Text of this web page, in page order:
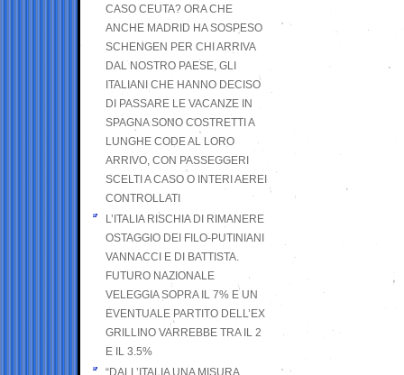
CASO CEUTA? ORA CHE
ANCHE MADRID HA SOSPESO
SCHENGEN PER CHI ARRIVA
DAL NOSTRO PAESE, GLI
ITALIANI CHE HANNO DECISO
DI PASSARE LE VACANZE IN
SPAGNA SONO COSTRETTI A
LUNGHE CODE AL LORO
ARRIVO, CON PASSEGGERI
SCELTI A CASO O INTERI AEREI
CONTROLLATI
L’ITALIA RISCHIA DI RIMANERE
OSTAGGIO DEI FILO-PUTINIANI
VANNACCI E DI BATTISTA.
FUTURO NAZIONALE
VELEGGIA SOPRA IL 7% E UN
EVENTUALE PARTITO DELL’EX
GRILLINO VARREBBE TRA IL 2
E IL 3.5%
“DALL’ITALIA UNA MISURA